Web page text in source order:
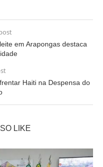
em Arapongas destaca
Haiti na Despensa do
LIKE